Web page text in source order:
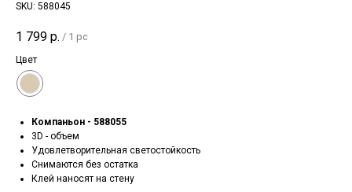
SKU: 588045
1 799 р. / 1 pc
Цвет
Компаньон - 588055
3D - объем
Удовлетворительная светостойкость
Снимаются без остатка
Клей наносят на стену